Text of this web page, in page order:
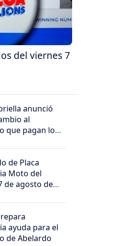
del viernes 7
anunció
al
que pagan los
de Placa
Moto del
de agosto de
ayuda para el
de Abelardo